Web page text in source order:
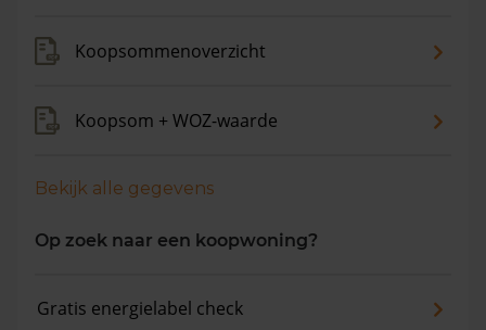
Koopsommenoverzicht
Koopsom + WOZ-waarde
Bekijk alle gegevens
Op zoek naar een koopwoning?
Gratis energielabel check